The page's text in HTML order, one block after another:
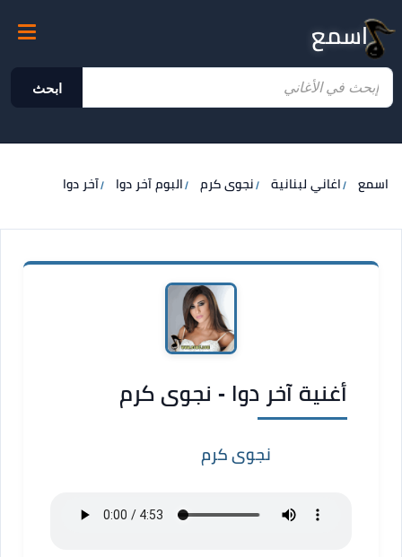
اسمع
ابحث
اسمع اغاني لبنانية نجوى كرم البوم آخر دوا آخر دوا
أغنية آخر دوا - نجوى كرم
نجوى كرم